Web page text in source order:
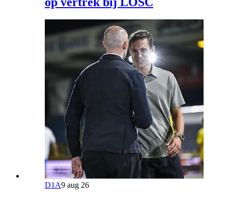
D1A9 aug 26